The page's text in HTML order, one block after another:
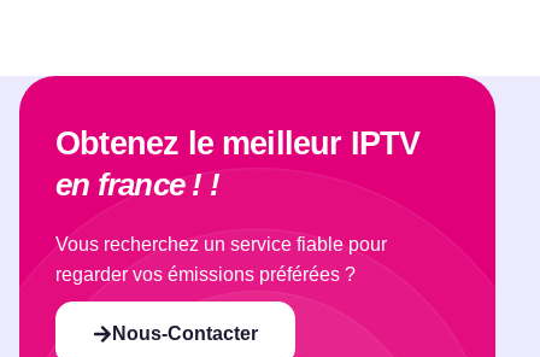
Obtenez le meilleur IPTV
en france ! !
Vous recherchez un service fiable pour
regarder vos émissions préférées ?
Nous-Contacter